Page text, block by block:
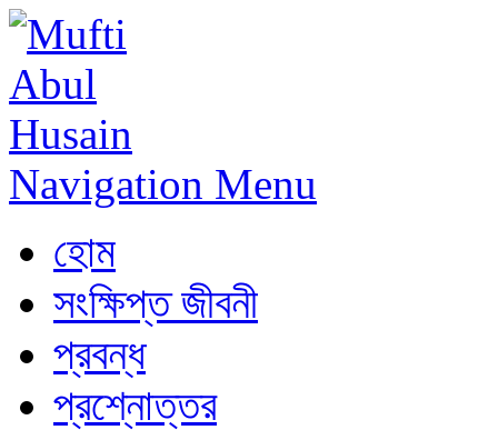
Navigation Menu
হোম
সংক্ষিপ্ত জীবনী
প্রবন্ধ
প্রশ্নোত্তর